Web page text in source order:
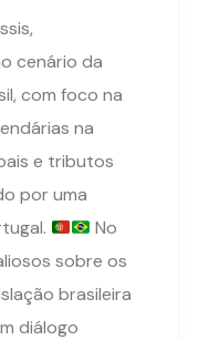
cenário da
com foco na
na
e tributos
por uma
No
sobre os
brasileira
diálogo